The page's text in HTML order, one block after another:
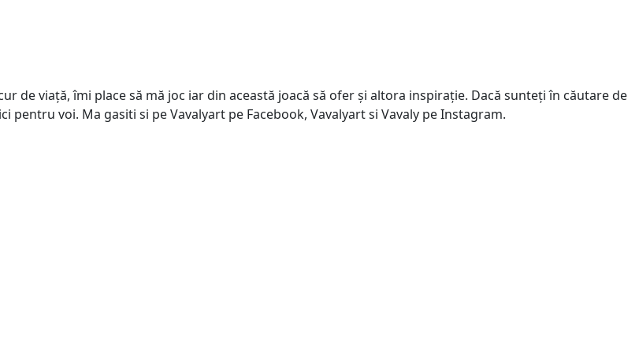
de viață, îmi place să mă joc iar din această joacă să ofer și altora inspirație. Dacă sunteți în căutare de
voi. Ma gasiti si pe Vavalyart pe Facebook, Vavalyart si Vavaly pe Instagram.